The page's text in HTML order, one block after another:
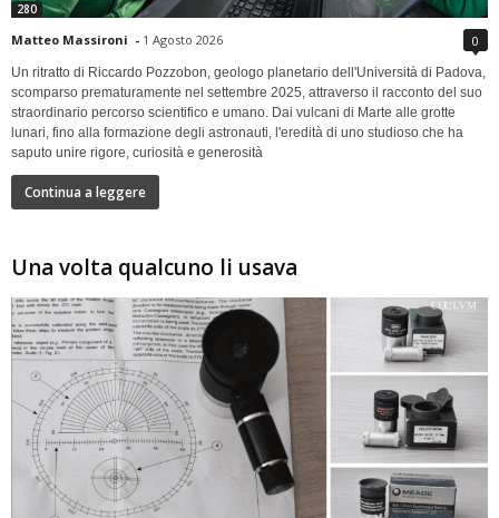
280
Matteo Massironi - 1 Agosto 2026 0
Un ritratto di Riccardo Pozzobon, geologo planetario dell'Università di Padova,
scomparso prematuramente nel settembre 2025, attraverso il racconto del suo
straordinario percorso scientifico e umano. Dai vulcani di Marte alle grotte
lunari, fino alla formazione degli astronauti, l'eredità di uno studioso che ha
saputo unire rigore, curiosità e generosità
Continua a leggere
Una volta qualcuno li usava